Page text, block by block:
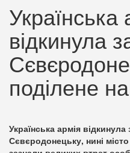
Українська
відкинула
поділене
Українська армія відкинула
Сєвєродонецьку, нині